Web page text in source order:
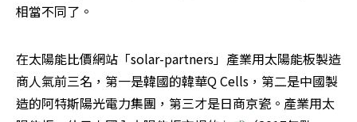
相當不同了。
在太陽能比價網站「solar-partners」產業用太陽能板製造
商人氣前三名，第一是韓國的韓華Q Cells，第二是中國製
造的阿特斯陽光電力集團，第三才是日商京瓷。產業用太